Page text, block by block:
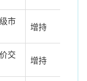
市
增持
交
增持